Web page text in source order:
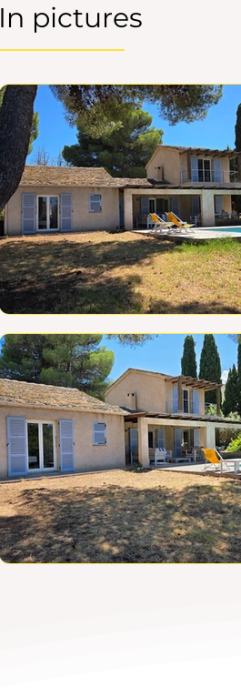
In pictures